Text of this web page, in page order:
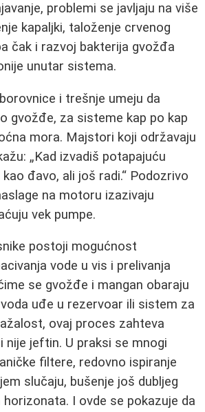
problemi se javljaju na više
kapaljki, taloženje crvenog
čak i razvoj bakterija gvožđa
unutar sistema.
i trešnje umeju da
gvožđe, za sisteme kap po kap
mora. Majstori koji održavaju
„Kad izvadiš potapajuću
đavo, ali još radi.“ Podozrivo
na motoru izazivaju
vek pumpe.
postoji mogućnost
vode u vis i prelivanja
se gvožđe i mangan obaraju
uđe u rezervoar ili sistem za
ovaj proces zahteva
nije jeftin. U praksi se mnogi
filtere, redovno ispiranje
slučaju, bušenje još dubljeg
I ovde se pokazuje da